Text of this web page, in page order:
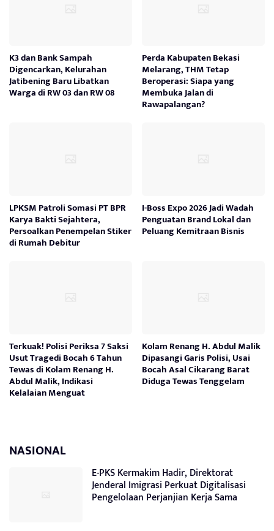
K3 dan Bank Sampah
Digencarkan, Kelurahan
Jatibening Baru Libatkan
Warga di RW 03 dan RW 08
Perda Kabupaten Bekasi
Melarang, THM Tetap
Beroperasi: Siapa yang
Membuka Jalan di
Rawapalangan?
LPKSM Patroli Somasi PT BPR
Karya Bakti Sejahtera,
Persoalkan Penempelan Stiker
di Rumah Debitur
I-Boss Expo 2026 Jadi Wadah
Penguatan Brand Lokal dan
Peluang Kemitraan Bisnis
Terkuak! Polisi Periksa 7 Saksi
Usut Tragedi Bocah 6 Tahun
Tewas di Kolam Renang H.
Abdul Malik, Indikasi
Kelalaian Menguat
Kolam Renang H. Abdul Malik
Dipasangi Garis Polisi, Usai
Bocah Asal Cikarang Barat
Diduga Tewas Tenggelam
NASIONAL
E-PKS Kermakim Hadir, Direktorat
Jenderal Imigrasi Perkuat Digitalisasi
Pengelolaan Perjanjian Kerja Sama